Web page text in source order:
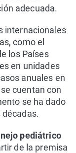
adecuada.
internacionales
como el
los Países
en unidades
anuales en
cuentan con
se ha dado
pediátrico
de la premisa